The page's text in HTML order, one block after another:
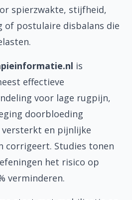
spierzwakte, stijfheid,
of postulaire disbalans die
is
effectieve
voor lage rugpijn,
doorbloeding
en pijnlijke
corrigeert. Studies tonen
het risico op
verminderen.